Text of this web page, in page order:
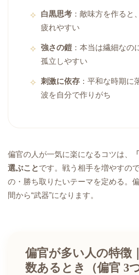
白黒思考 ：敵味方を作ると
疲れやすい
強さの鎧 ：本当は繊細なの
孤立しやすい
刺激に依存 ：平和な時期に
波を自分で作りがち
偏官の人が一気に楽になるコツは、
選ぶことです。戦う相手を増やすの
の・勝ち取りたいテーマを定める。
間から“武器”になります。
偏官が多い人の特徴
数あるとき（偏官 3